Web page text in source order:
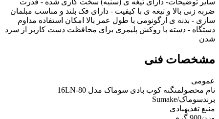
ضربه زنی بالا و تیغه ی با کیفیت - دارای فک بلند و مناسب مبلمان
سازی - بدنه ی ارگونومی با طول عمر بالا امکان استفاده مداوم
دستگاه - دسته با روکش پلیمری برای محافظت دست کاربر از سرد
شدن
مشخصات فنی
عمومی
نام محصولمنگنه کوب بادی سوماک مدل 16LN-80
برندسوماک/Sumake
منبع تغذیهبادی